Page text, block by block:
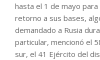
hasta el 1 de mayo
retorno a sus bases,
demandado a Rusia
particular, mencionó el
sur, el 41 Ejército del